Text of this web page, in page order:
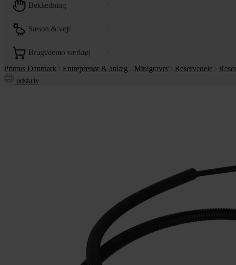
beklædning
sæson & vejr
brugt/demo værktøj
Primus Danmark
Entreprenør & anlæg Minigraver Reservedele
udskriv